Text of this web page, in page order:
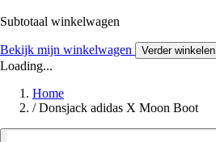
Subtotaal winkelwagen
Bekijk mijn winkelwagen Verder winkelen
Loading...
Home
/ Donsjack adidas X Moon Boot